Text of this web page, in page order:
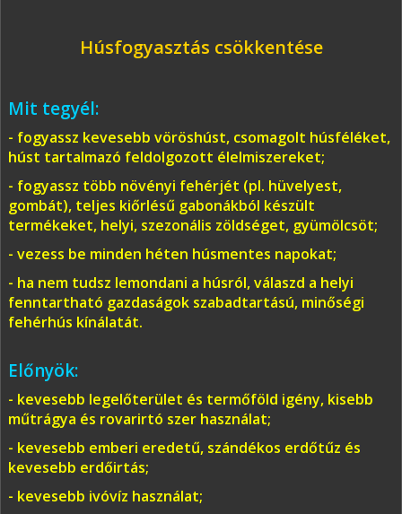
Húsfogyasztás csökkentése
Mit tegyél:
- fogyassz kevesebb vöröshúst, csomagolt húsféléket,
húst tartalmazó feldolgozott élelmiszereket;
- fogyassz több növényi fehérjét (pl. hüvelyest,
gombát), teljes kiőrlésű gabonákból készült
termékeket, helyi, szezonális zöldséget, gyümölcsöt;
- vezess be minden héten húsmentes napokat;
- ha nem tudsz lemondani a húsról, válaszd a helyi
fenntartható gazdaságok szabadtartású, minőségi
fehérhús kínálatát.
Előnyök:
- kevesebb legelőterület és termőföld igény, kisebb
műtrágya és rovarirtó szer használat;
- kevesebb emberi eredetű, szándékos erdőtűz és
kevesebb erdőirtás;
- kevesebb ivóvíz használat;